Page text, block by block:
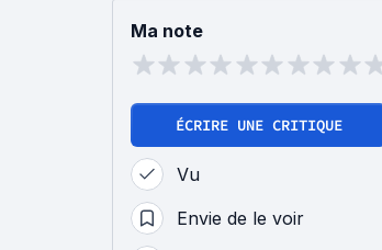
Ma note
ÉCRIRE UNE CRITIQUE
Vu
Envie de le voir